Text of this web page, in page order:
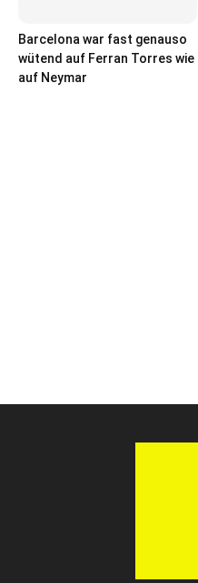
Barcelona war fast genauso
wütend auf Ferran Torres wie
auf Neymar